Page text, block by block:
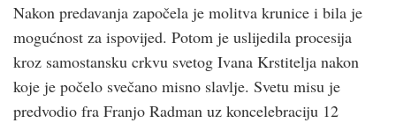
Nakon predavanja započela je molitva krunice i bila je
mogućnost za ispovijed. Potom je uslijedila procesija
kroz samostansku crkvu svetog Ivana Krstitelja nakon
koje je počelo svečano misno slavlje. Svetu misu je
predvodio fra Franjo Radman uz koncelebraciju 12